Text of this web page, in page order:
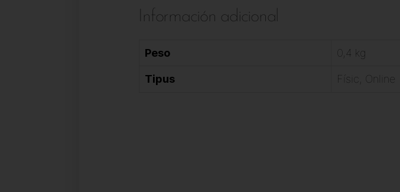
Información adicional
Peso 0,4 kg
Tipus Físic, Online